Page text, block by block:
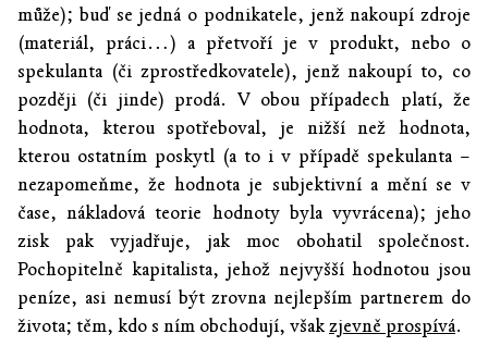
může); buď se jedná o podnikatele, jenž nakoupí zdroje
(materiál, práci…) a přetvoří je v produkt, nebo o
spekulanta (či zprostředkovatele), jenž nakoupí to, co
později (či jinde) prodá. V obou případech platí, že
hodnota, kterou spotřeboval, je nižší než hodnota,
kterou ostatním poskytl (a to i v případě spekulanta –
nezapomeňme, že hodnota je subjektivní a mění se v
čase, nákladová teorie hodnoty byla vyvrácena); jeho
zisk pak vyjadřuje, jak moc obohatil společnost.
Pochopitelně kapitalista, jehož nejvyšší hodnotou jsou
peníze, asi nemusí být zrovna nejlepším partnerem do
života; těm, kdo s ním obchodují, všakzjevně prospívá.